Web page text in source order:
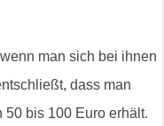
man sich bei ihnen
dass man
bis 100 Euro erhält.